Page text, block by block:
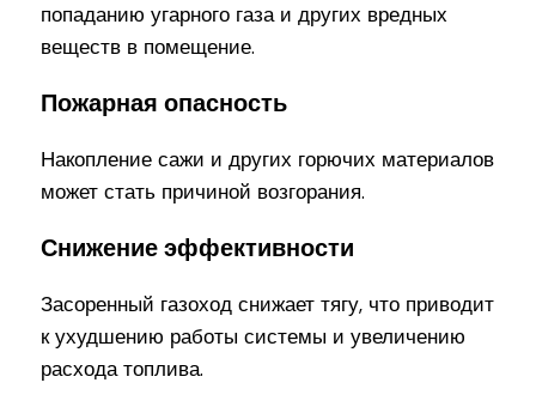
попаданию угарного газа и других вредных
веществ в помещение.
Пожарная опасность
Накопление сажи и других горючих материалов
может стать причиной возгорания.
Снижение эффективности
Засоренный газоход снижает тягу, что приводит
к ухудшению работы системы и увеличению
расхода топлива.